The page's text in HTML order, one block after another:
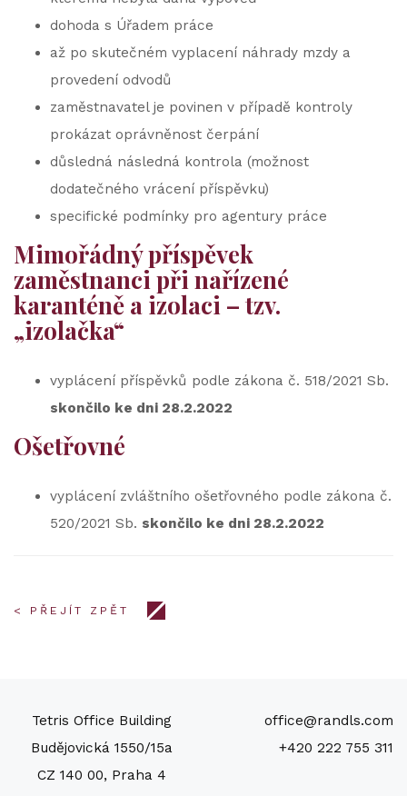
dohoda s Úřadem práce
až po skutečném vyplacení náhrady mzdy a
provedení odvodů
zaměstnavatel je povinen v případě kontroly
prokázat oprávněnost čerpání
důsledná následná kontrola (možnost
dodatečného vrácení příspěvku)
specifické podmínky pro agentury práce
Mimořádný příspěvek
zaměstnanci při nařízené
karanténě a izolaci – tzv.
„izolačka“
vyplácení příspěvků podle zákona č. 518/2021 Sb.
skončilo ke dni 28.2.2022
Ošetřovné
vyplácení zvláštního ošetřovného podle zákona č.
520/2021 Sb. skončilo ke dni 28.2.2022
< PŘEJÍT ZPĚT
Tetris Office Building
Budějovická 1550/15a
CZ 140 00, Praha 4
office@randls.com
+420 222 755 311